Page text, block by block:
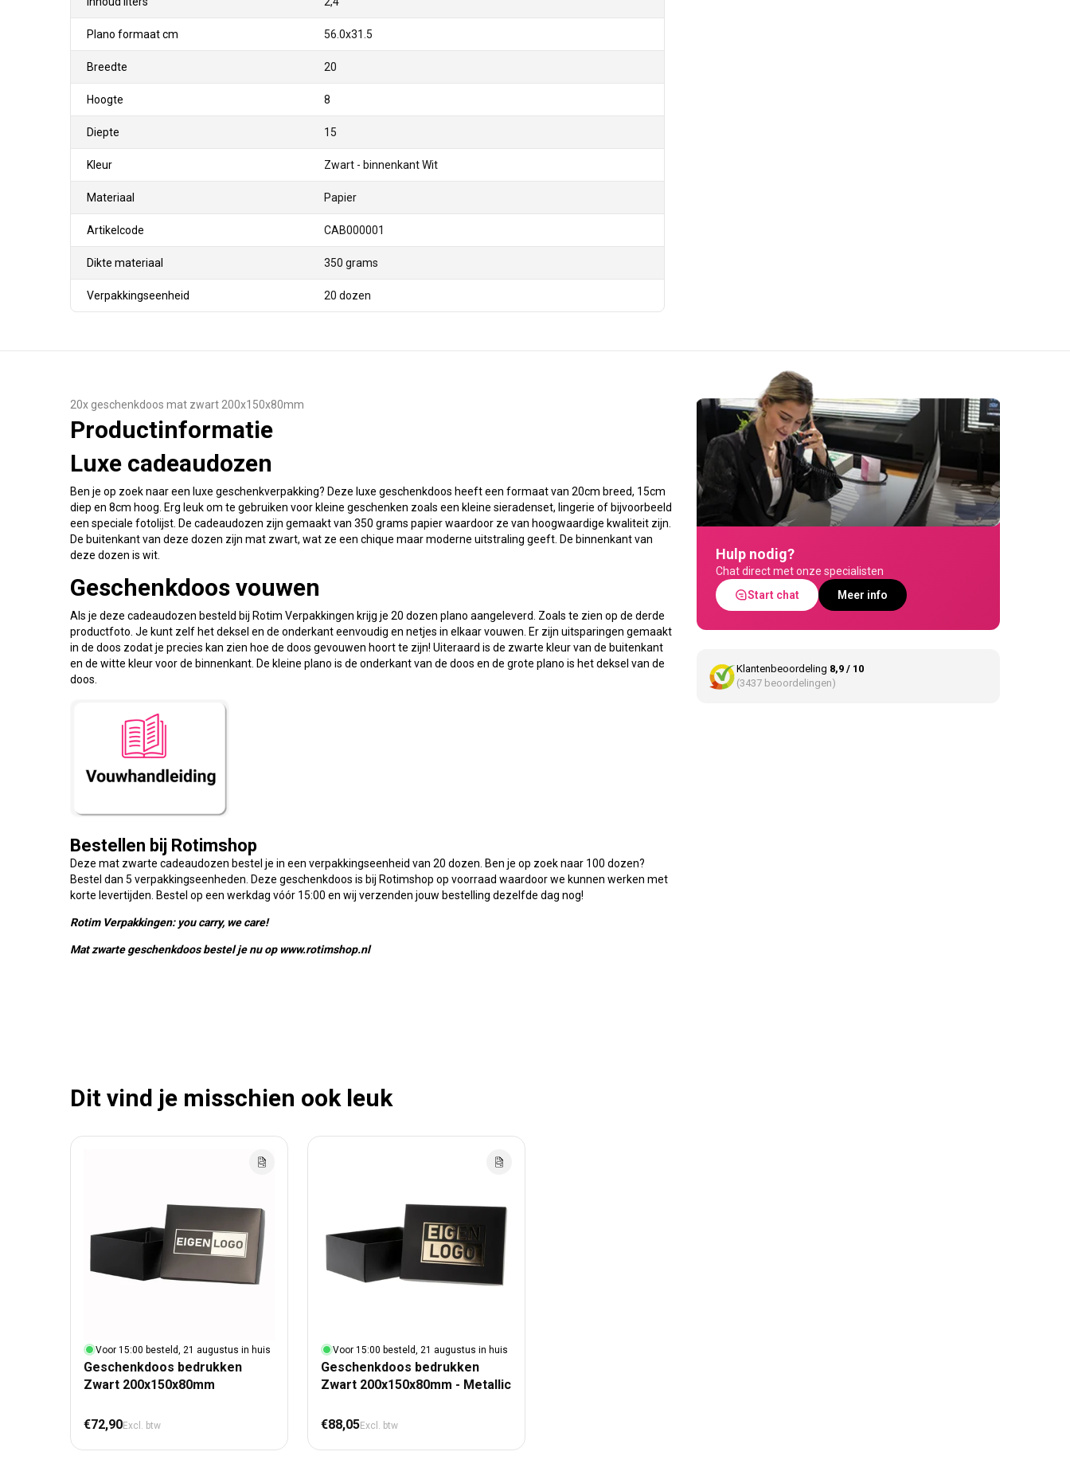
Plano formaat cm 56.0x31.5
Breedte 20
Hoogte 8
Diepte 15
Kleur Zwart - binnenkant Wit
Materiaal Papier
Artikelcode CAB000001
Dikte materiaal 350 grams
Verpakkingseenheid 20 dozen
20x geschenkdoos mat zwart 200x150x80mm
Productinformatie
Luxe cadeaudozen
Ben je op zoek naar een luxe geschenkverpakking? Deze luxe geschenkdoos heeft een formaat van 20cm breed, 15cm
diep en 8cm hoog. Erg leuk om te gebruiken voor kleine geschenken zoals een kleine sieradenset, lingerie of bijvoorbeeld
een speciale fotolijst. De cadeaudozen zijn gemaakt van 350 grams papier waardoor ze van hoogwaardige kwaliteit zijn.
De buitenkant van deze dozen zijn mat zwart, wat ze een chique maar moderne uitstraling geeft. De binnenkant van
deze dozen is wit.
Geschenkdoos vouwen
Als je deze cadeaudozen besteld bij Rotim Verpakkingen krijg je 20 dozen plano aangeleverd. Zoals te zien op de derde
productfoto. Je kunt zelf het deksel en de onderkant eenvoudig en netjes in elkaar vouwen. Er zijn uitsparingen gemaakt
in de doos zodat je precies kan zien hoe de doos gevouwen hoort te zijn! Uiteraard is de zwarte kleur van de buitenkant
en de witte kleur voor de binnenkant. De kleine plano is de onderkant van de doos en de grote plano is het deksel van de
doos.
Bestellen bij Rotimshop
Deze mat zwarte cadeaudozen bestel je in een verpakkingseenheid van 20 dozen. Ben je op zoek naar 100 dozen?
Bestel dan 5 verpakkingseenheden. Deze geschenkdoos is bij Rotimshop op voorraad waardoor we kunnen werken met
korte levertijden. Bestel op een werkdag vóór 15:00 en wij verzenden jouw bestelling dezelfde dag nog!
Rotim Verpakkingen: you carry, we care!
Mat zwarte geschenkdoos bestel je nu op www.rotimshop.nl
Hulp nodig?
Chat direct met onze specialisten
Start chat
Meer info
Klantenbeoordeling 8,9 / 10
(3437 beoordelingen)
Dit vind je misschien ook leuk
Voor 15:00 besteld, 21 augustus in huis
Geschenkdoos bedrukken
Zwart 200x150x80mm
Normale prijs
€72,90Excl. btw
Voor 15:00 besteld, 21 augustus in huis
Geschenkdoos bedrukken
Zwart 200x150x80mm - Metallic
Normale prijs
€88,05Excl. btw